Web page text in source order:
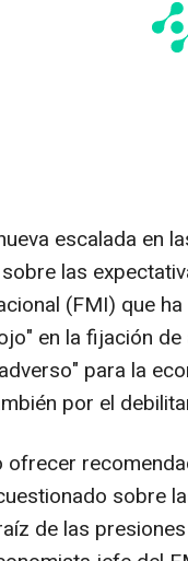
escalada en
las
(FMI) que
en la fijación
para la
por el
ofrecer
sobre
de las